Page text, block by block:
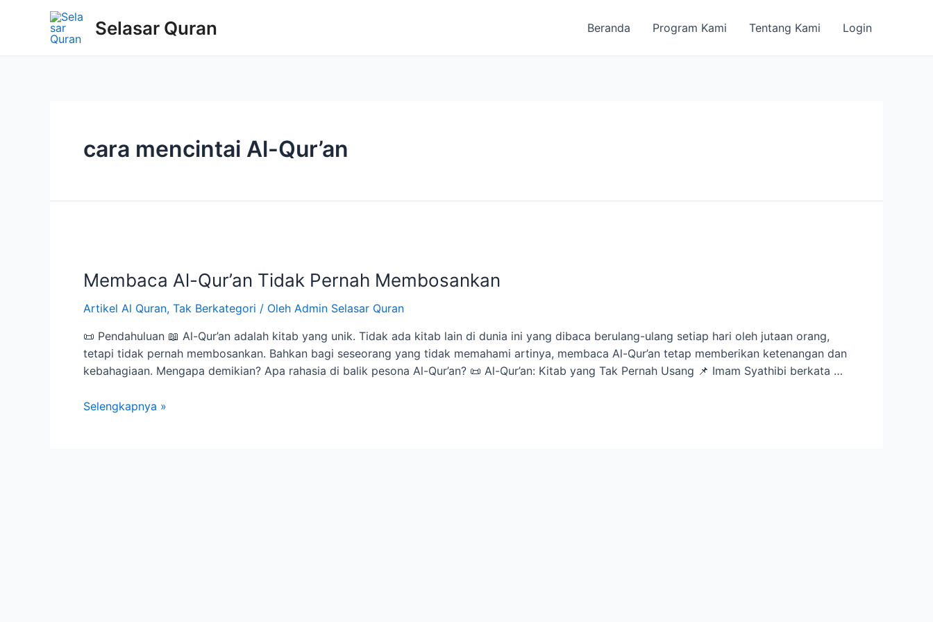
Selasar Quran Beranda Program Kami Tentang Kami Login
cara mencintai Al-Qur’an
Membaca Al-Qur’an Tidak Pernah Membosankan
Artikel Al Quran, Tak Berkategori / Oleh Admin Selasar Quran
📜 Pendahuluan 📖 Al-Qur’an adalah kitab yang unik. Tidak ada kitab lain di dunia ini yang dibaca berulang-ulang setiap hari oleh jutaan orang,
tetapi tidak pernah membosankan. Bahkan bagi seseorang yang tidak memahami artinya, membaca Al-Qur’an tetap memberikan ketenangan dan
kebahagiaan. Mengapa demikian? Apa rahasia di balik pesona Al-Qur’an? 📜 Al-Qur’an: Kitab yang Tak Pernah Usang 📌 Imam Syathibi berkata …
Selengkapnya »